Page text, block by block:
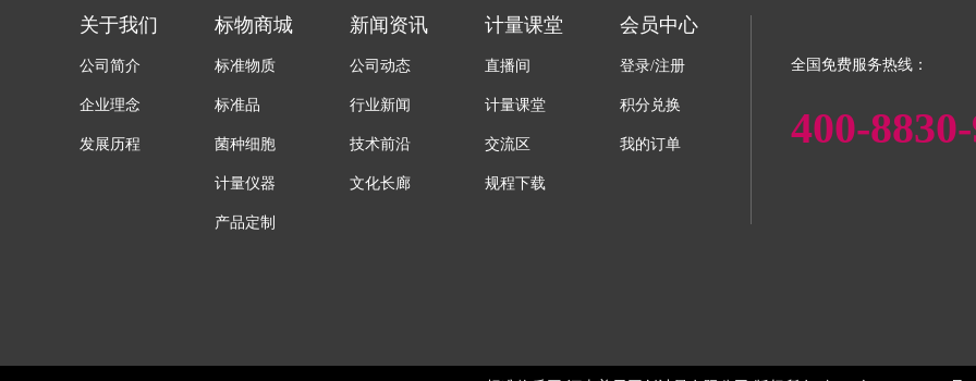
关于我们
公司简介
企业理念
发展历程
标物商城
标准物质
标准品
菌种细胞
计量仪器
产品定制
新闻资讯
公司动态
行业新闻
技术前沿
文化长廊
计量课堂
直播间
计量课堂
交流区
规程下载
会员中心
登录/注册
积分兑换
我的订单
全国免费服务热线：
400-